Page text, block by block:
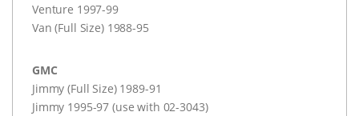
Venture 1997-99
Van (Full Size) 1988-95
GMC
Jimmy (Full Size) 1989-91
Jimmy 1995-97 (use with 02-3043)